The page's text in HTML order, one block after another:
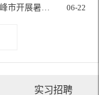
06-22
实习招聘